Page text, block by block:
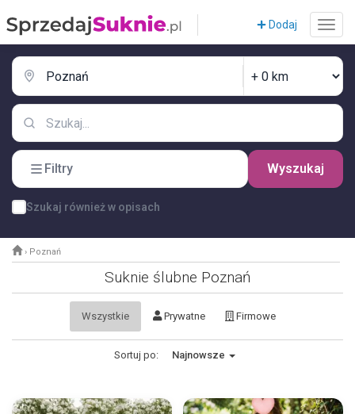
Dodaj
Filtry Wyszukaj
Szukaj również w opisach
› Poznań
Suknie ślubne Poznań
Wszystkie Prywatne Firmowe
Sortuj po: Najnowsze